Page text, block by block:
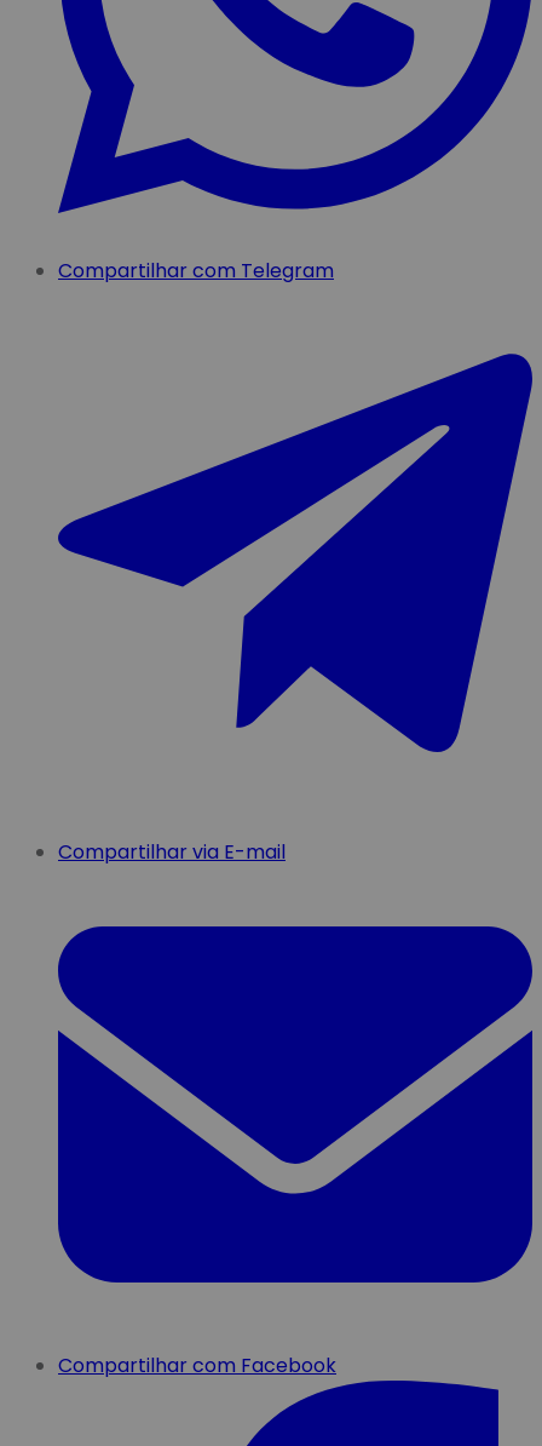
Compartilhar com Telegram
Compartilhar via E-mail
Compartilhar com Facebook